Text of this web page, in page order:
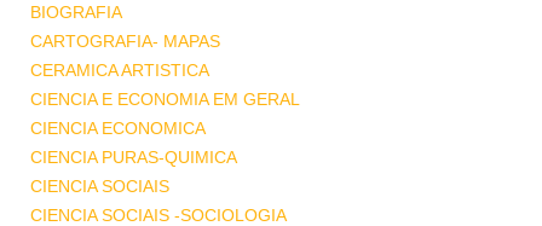
BIOGRAFIA
CARTOGRAFIA- MAPAS
CERAMICA ARTISTICA
CIENCIA E ECONOMIA EM GERAL
CIENCIA ECONOMICA
CIENCIA PURAS-QUIMICA
CIENCIA SOCIAIS
CIENCIA SOCIAIS -SOCIOLOGIA